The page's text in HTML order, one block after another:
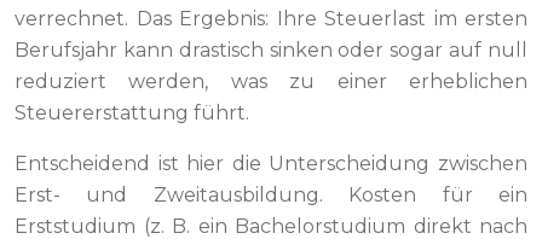
verrechnet. Das Ergebnis: Ihre Steuerlast im ersten
Berufsjahr kann drastisch sinken oder sogar auf null
reduziert werden, was zu einer erheblichen
Steuererstattung führt.
Entscheidend ist hier die Unterscheidung zwischen
Erst- und Zweitausbildung. Kosten für ein
Erststudium (z. B. ein Bachelorstudium direkt nach